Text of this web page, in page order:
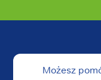
Możesz